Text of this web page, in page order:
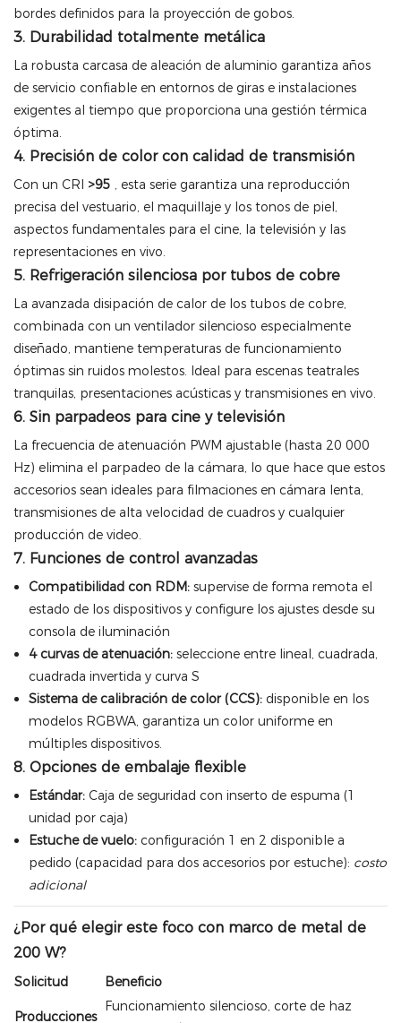
bordes definidos para la proyección de gobos.
3. Durabilidad totalmente metálica
La robusta carcasa de aleación de aluminio garantiza años
de servicio confiable en entornos de giras e instalaciones
exigentes al tiempo que proporciona una gestión térmica
óptima.
4. Precisión de color con calidad de transmisión
Con un CRI >95 , esta serie garantiza una reproducción
precisa del vestuario, el maquillaje y los tonos de piel,
aspectos fundamentales para el cine, la televisión y las
representaciones en vivo.
5. Refrigeración silenciosa por tubos de cobre
La avanzada disipación de calor de los tubos de cobre,
combinada con un ventilador silencioso especialmente
diseñado, mantiene temperaturas de funcionamiento
óptimas sin ruidos molestos. Ideal para escenas teatrales
tranquilas, presentaciones acústicas y transmisiones en vivo.
6. Sin parpadeos para cine y televisión
La frecuencia de atenuación PWM ajustable (hasta 20 000
Hz) elimina el parpadeo de la cámara, lo que hace que estos
accesorios sean ideales para filmaciones en cámara lenta,
transmisiones de alta velocidad de cuadros y cualquier
producción de video.
7. Funciones de control avanzadas
Compatibilidad con RDM:supervise de forma remota el
estado de los dispositivos y configure los ajustes desde su
consola de iluminación
4 curvas de atenuación:seleccione entre lineal, cuadrada,
cuadrada invertida y curva S
Sistema de calibración de color (CCS):disponible en los
modelos RGBWA, garantiza un color uniforme en
múltiples dispositivos.
8. Opciones de embalaje flexible
Estándar:Caja de seguridad con inserto de espuma (1
unidad por caja)
Estuche de vuelo:configuración 1 en 2 disponible a
pedido (capacidad para dos accesorios por estuche): costo
adicional
¿Por qué elegir este foco con marco de metal de
200 W?
Solicitud Beneficio
Producciones
Funcionamiento silencioso, corte de haz